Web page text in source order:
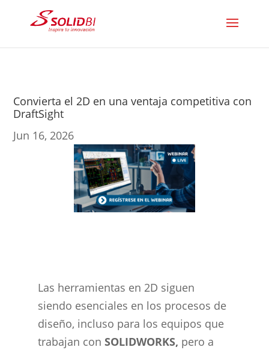
Convierta el 2D en una ventaja competitiva con
DraftSight
Jun 16, 2026
Las herramientas en 2D siguen
siendo esenciales en los procesos de
diseño, incluso para los equipos que
trabajan con SOLIDWORKS, pero a